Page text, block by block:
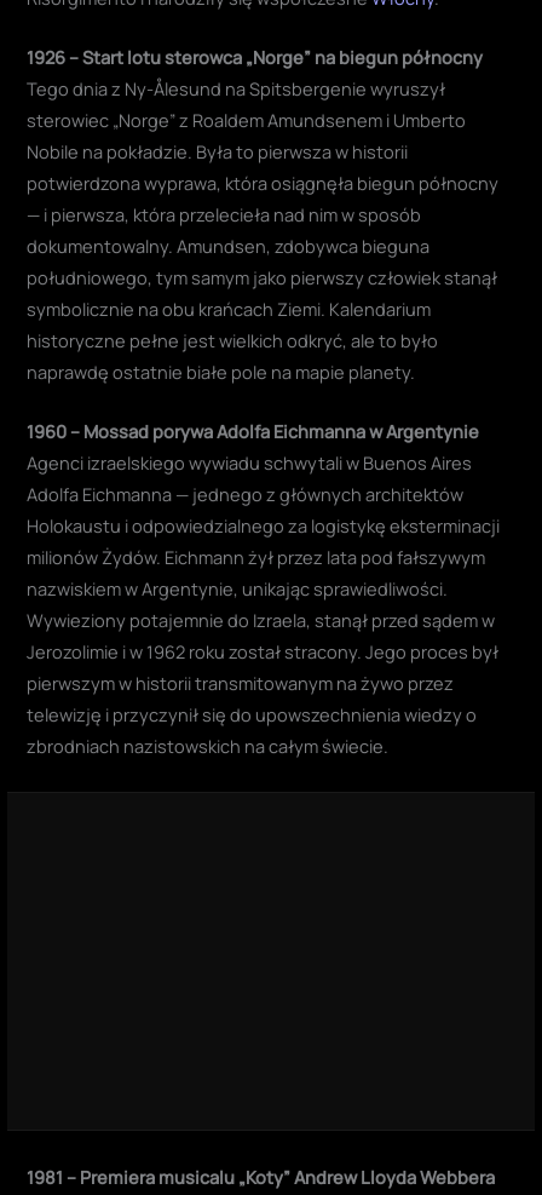
1926 – Start lotu sterowca „Norge” na biegun północny
Tego dnia z Ny-Ålesund na Spitsbergenie wyruszył
sterowiec „Norge” z Roaldem Amundsenem i Umberto
Nobile na pokładzie. Była to pierwsza w historii
potwierdzona wyprawa, która osiągnęła biegun północny
— i pierwsza, która przelecieła nad nim w sposób
dokumentowalny. Amundsen, zdobywca bieguna
południowego, tym samym jako pierwszy człowiek stanął
symbolicznie na obu krańcach Ziemi. Kalendarium
historyczne pełne jest wielkich odkryć, ale to było
naprawdę ostatnie białe pole na mapie planety.
1960 – Mossad porywa Adolfa Eichmanna w Argentynie
Agenci izraelskiego wywiadu schwytali w Buenos Aires
Adolfa Eichmanna — jednego z głównych architektów
Holokaustu i odpowiedzialnego za logistykę eksterminacji
milionów Żydów. Eichmann żył przez lata pod fałszywym
nazwiskiem w Argentynie, unikając sprawiedliwości.
Wywieziony potajemnie do Izraela, stanął przed sądem w
Jerozolimie i w 1962 roku został stracony. Jego proces był
pierwszym w historii transmitowanym na żywo przez
telewizję i przyczynił się do upowszechnienia wiedzy o
zbrodniach nazistowskich na całym świecie.
1981 – Premiera musicalu „Koty” Andrew Lloyda Webbera